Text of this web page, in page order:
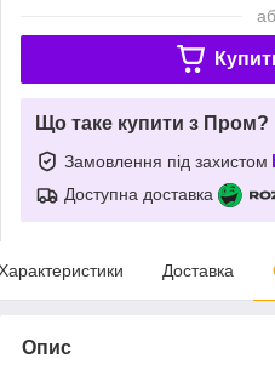
Що таке купити з Пром?
Замовлення під захистом
Доступна доставка
Доставка
Опис